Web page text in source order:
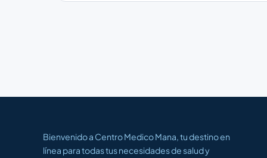
Bienvenido a Centro Medico Mana, tu destino en
línea para todas tus necesidades de salud y